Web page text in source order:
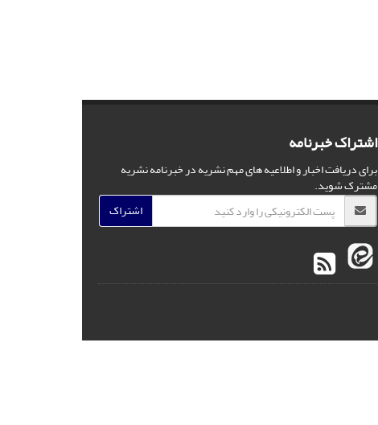
اشتراک خبرنامه
برای دریافت اخبار و اطلاعیه های مهم نشریه در خبرنامه نشریه
مشترک شوید.
اشتراک